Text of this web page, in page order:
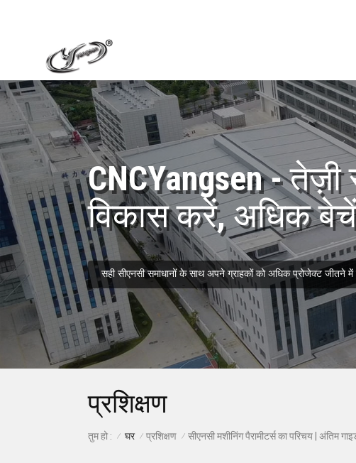
CNCYangsen - तेज़ी
विकास करें, अधिक बेचें
सही सीएनसी समाधानों के साथ अपने ग्राहकों को अधिक प्रोजेक्ट जीतने
प्रशिक्षण
तुम हो : / घर / प्रशिक्षण / सीएनसी मशीनिंग पैरामीटर्स का परिचय | अंतिम